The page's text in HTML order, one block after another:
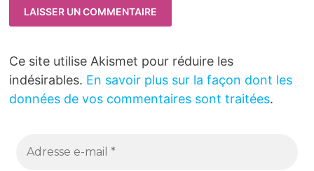
Ce site utilise Akismet pour réduire les
indésirables. En savoir plus sur la façon dont les
données de vos commentaires sont traitées.